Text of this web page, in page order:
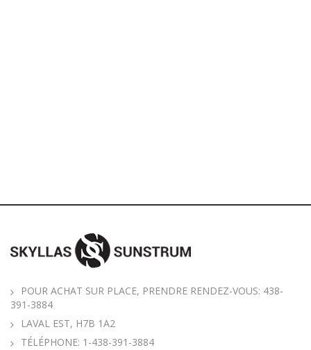
POUR ACHAT SUR PLACE, PRENDRE RENDEZ-VOUS: 438-
391-3884
LAVAL EST, H7B 1A2
TÉLÉPHONE: 1-438-391-3884